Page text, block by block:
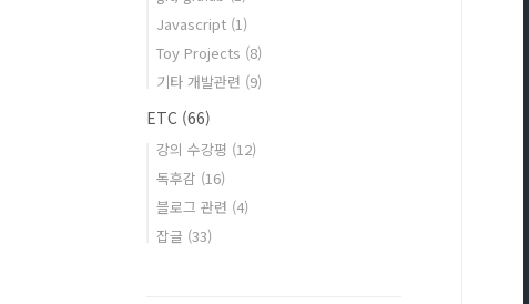
Javascript (1)
Toy Projects (8)
기타 개발관련 (9)
ETC (66)
강의 수강평 (12)
독후감 (16)
블로그 관련 (4)
잡글 (33)